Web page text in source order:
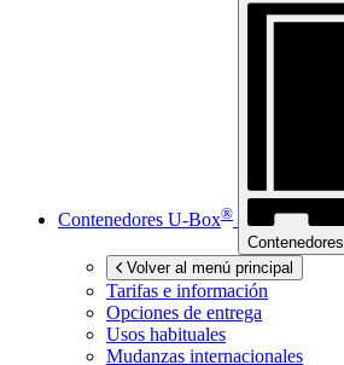
Contenedores U-Box®
Contenedores
Volver al menú principal
Tarifas e información
Opciones de entrega
Usos habituales
Mudanzas internacionales